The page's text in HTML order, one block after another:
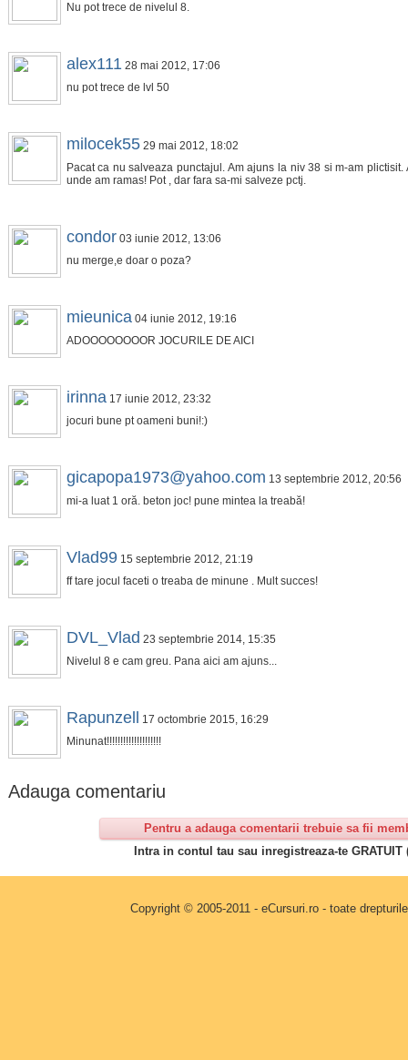
Nu pot trece de nivelul 8.
alex11128 mai 2012, 17:06
nu pot trece de lvl 50
milocek5529 mai 2012, 18:02
Pacat ca nu salveaza punctajul. Am ajuns la niv 38 si m-am
unde am ramas! Pot , dar fara sa-mi salveze pctj.
condor03 iunie 2012, 13:06
nu merge,e doar o poza?
mieunica04 iunie 2012, 19:16
ADOOOOOOOOR JOCURILE DE AICI
irinna17 iunie 2012, 23:32
jocuri bune pt oameni buni!:)
gicapopa1973@yahoo.com 13 septembrie 2012, 20:56
mi-a luat 1 oră. beton joc! pune mintea la treabă!
Vlad9915 septembrie 2012, 21:19
ff tare jocul faceti o treaba de minune . Mult succes!
DVL_Vlad 23 septembrie 2014, 15:35
Nivelul 8 e cam greu. Pana aici am ajuns...
Rapunzell
17 octombrie 2015, 16:29
Minunat!!!!!!!!!!!!!!!!!!!!
Adauga comentariu
Pentru a adauga comentarii trebuie sa fii
Intra in contul tau sau inregistreaza-te GRATUIT
Copyright © 2005-2011 - eCursuri.ro - toate